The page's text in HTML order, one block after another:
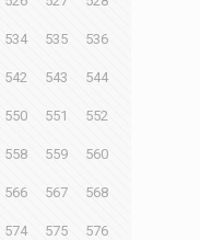
534 535 536
542 543 544
550 551 552
558 559 560
566 567 568
574 575 576